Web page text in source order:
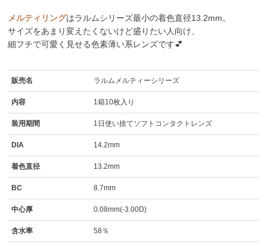
メルティリングはラルムシリーズ最小の着色直径13.2mm。
サイズをあまり変えたくないけど盛りたい人向け、
細フチで可愛く見せる色素薄い系レンズです💕
販売名 ラルムメルティーシリーズ
内容 1箱10枚入り
装用期間 1日使い捨てソフトコンタクトレンズ
DIA 14.2mm
着色直径 13.2mm
BC 8.7mm
中心厚 0.08mm(-3.00D)
含水率 58％